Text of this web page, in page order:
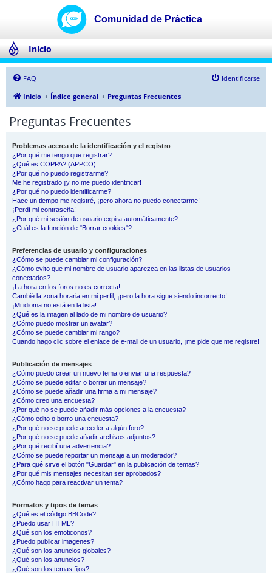
Inicio
FAQ
Identificarse
Inicio
Índice general Preguntas Frecuentes
Preguntas Frecuentes
Problemas acerca de la identificación y el registro
¿Por qué me tengo que registrar?
¿Qué es COPPA? (APPCO)
¿Por qué no puedo registrarme?
Me he registrado ¡y no me puedo identificar!
¿Por qué no puedo identificarme?
Hace un tiempo me registré, ¡pero ahora no puedo conectarme!
¡Perdí mi contraseña!
¿Por qué mi sesión de usuario expira automáticamente?
¿Cuál es la función de "Borrar cookies"?
Preferencias de usuario y configuraciones
¿Cómo se puede cambiar mi configuración?
¿Cómo evito que mi nombre de usuario aparezca en las listas de usuarios
conectados?
¡La hora en los foros no es correcta!
Cambié la zona horaria en mi perfil, ¡pero la hora sigue siendo incorrecto!
¡Mi idioma no está en la lista!
¿Qué es la imagen al lado de mi nombre de usuario?
¿Cómo puedo mostrar un avatar?
¿Cómo se puede cambiar mi rango?
Cuando hago clic sobre el enlace de e-mail de un usuario, ¡me pide que me registre!
Publicación de mensajes
¿Cómo puedo crear un nuevo tema o enviar una respuesta?
¿Cómo se puede editar o borrar un mensaje?
¿Cómo se puede añadir una firma a mi mensaje?
¿Cómo creo una encuesta?
¿Por qué no se puede añadir más opciones a la encuesta?
¿Cómo edito o borro una encuesta?
¿Por qué no se puede acceder a algún foro?
¿Por qué no se puede añadir archivos adjuntos?
¿Por qué recibí una advertencia?
¿Cómo se puede reportar un mensaje a un moderador?
¿Para qué sirve el botón "Guardar" en la publicación de temas?
¿Por qué mis mensajes necesitan ser aprobados?
¿Cómo hago para reactivar un tema?
Formatos y tipos de temas
¿Qué es el código BBCode?
¿Puedo usar HTML?
¿Qué son los emoticonos?
¿Puedo publicar imagenes?
¿Qué son los anuncios globales?
¿Qué son los anuncios?
¿Qué son los temas fijos?